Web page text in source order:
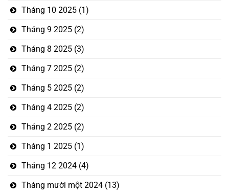
Tháng 10 2025 (1)
Tháng 9 2025 (2)
Tháng 8 2025 (3)
Tháng 7 2025 (2)
Tháng 5 2025 (2)
Tháng 4 2025 (2)
Tháng 2 2025 (2)
Tháng 1 2025 (1)
Tháng 12 2024 (4)
Tháng mười một 2024 (13)